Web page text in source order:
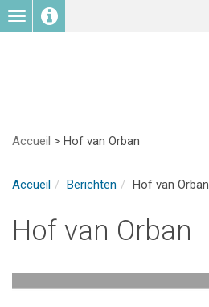
Toggle
navigation
Accueil > Hof van Orban
Accueil Berichten Hof van Orban
Hof van Orban